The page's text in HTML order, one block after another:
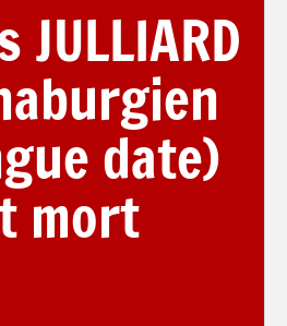
JULLIARD
date)
mort